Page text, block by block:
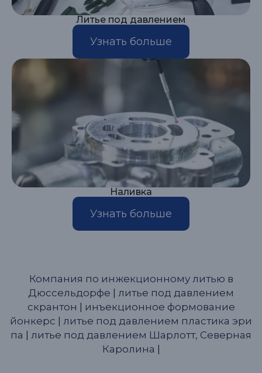
Литье под давлением
Узнать больше
Наливка
Узнать больше
Компания по инжекционному литью в
Дюссельдорфе
литье под давлением
скрантон
инъекционное формование
йонкерс
литье под давлением пластика эри
па
литье под давлением Шарлотт, Северная
Каролина